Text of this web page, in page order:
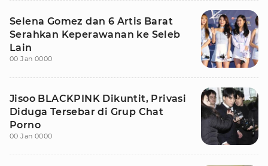
Selena Gomez dan 6 Artis Barat
Serahkan Keperawanan ke Seleb
Lain
00 Jan 0000
Jisoo BLACKPINK Dikuntit, Privasi
Diduga Tersebar di Grup Chat
Porno
00 Jan 0000